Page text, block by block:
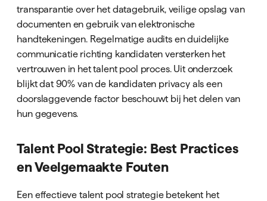
transparantie over het datagebruik, veilige opslag van
documenten en gebruik van elektronische
handtekeningen. Regelmatige audits en duidelijke
communicatie richting kandidaten versterken het
vertrouwen in het talent pool proces. Uit onderzoek
blijkt dat 90% van de kandidaten privacy als een
doorslaggevende factor beschouwt bij het delen van
hun gegevens.
Talent Pool Strategie: Best Practices
en Veelgemaakte Fouten
Een effectieve talent pool strategie betekent het